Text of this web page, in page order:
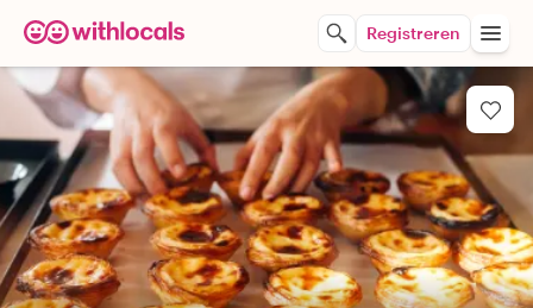
Registreren